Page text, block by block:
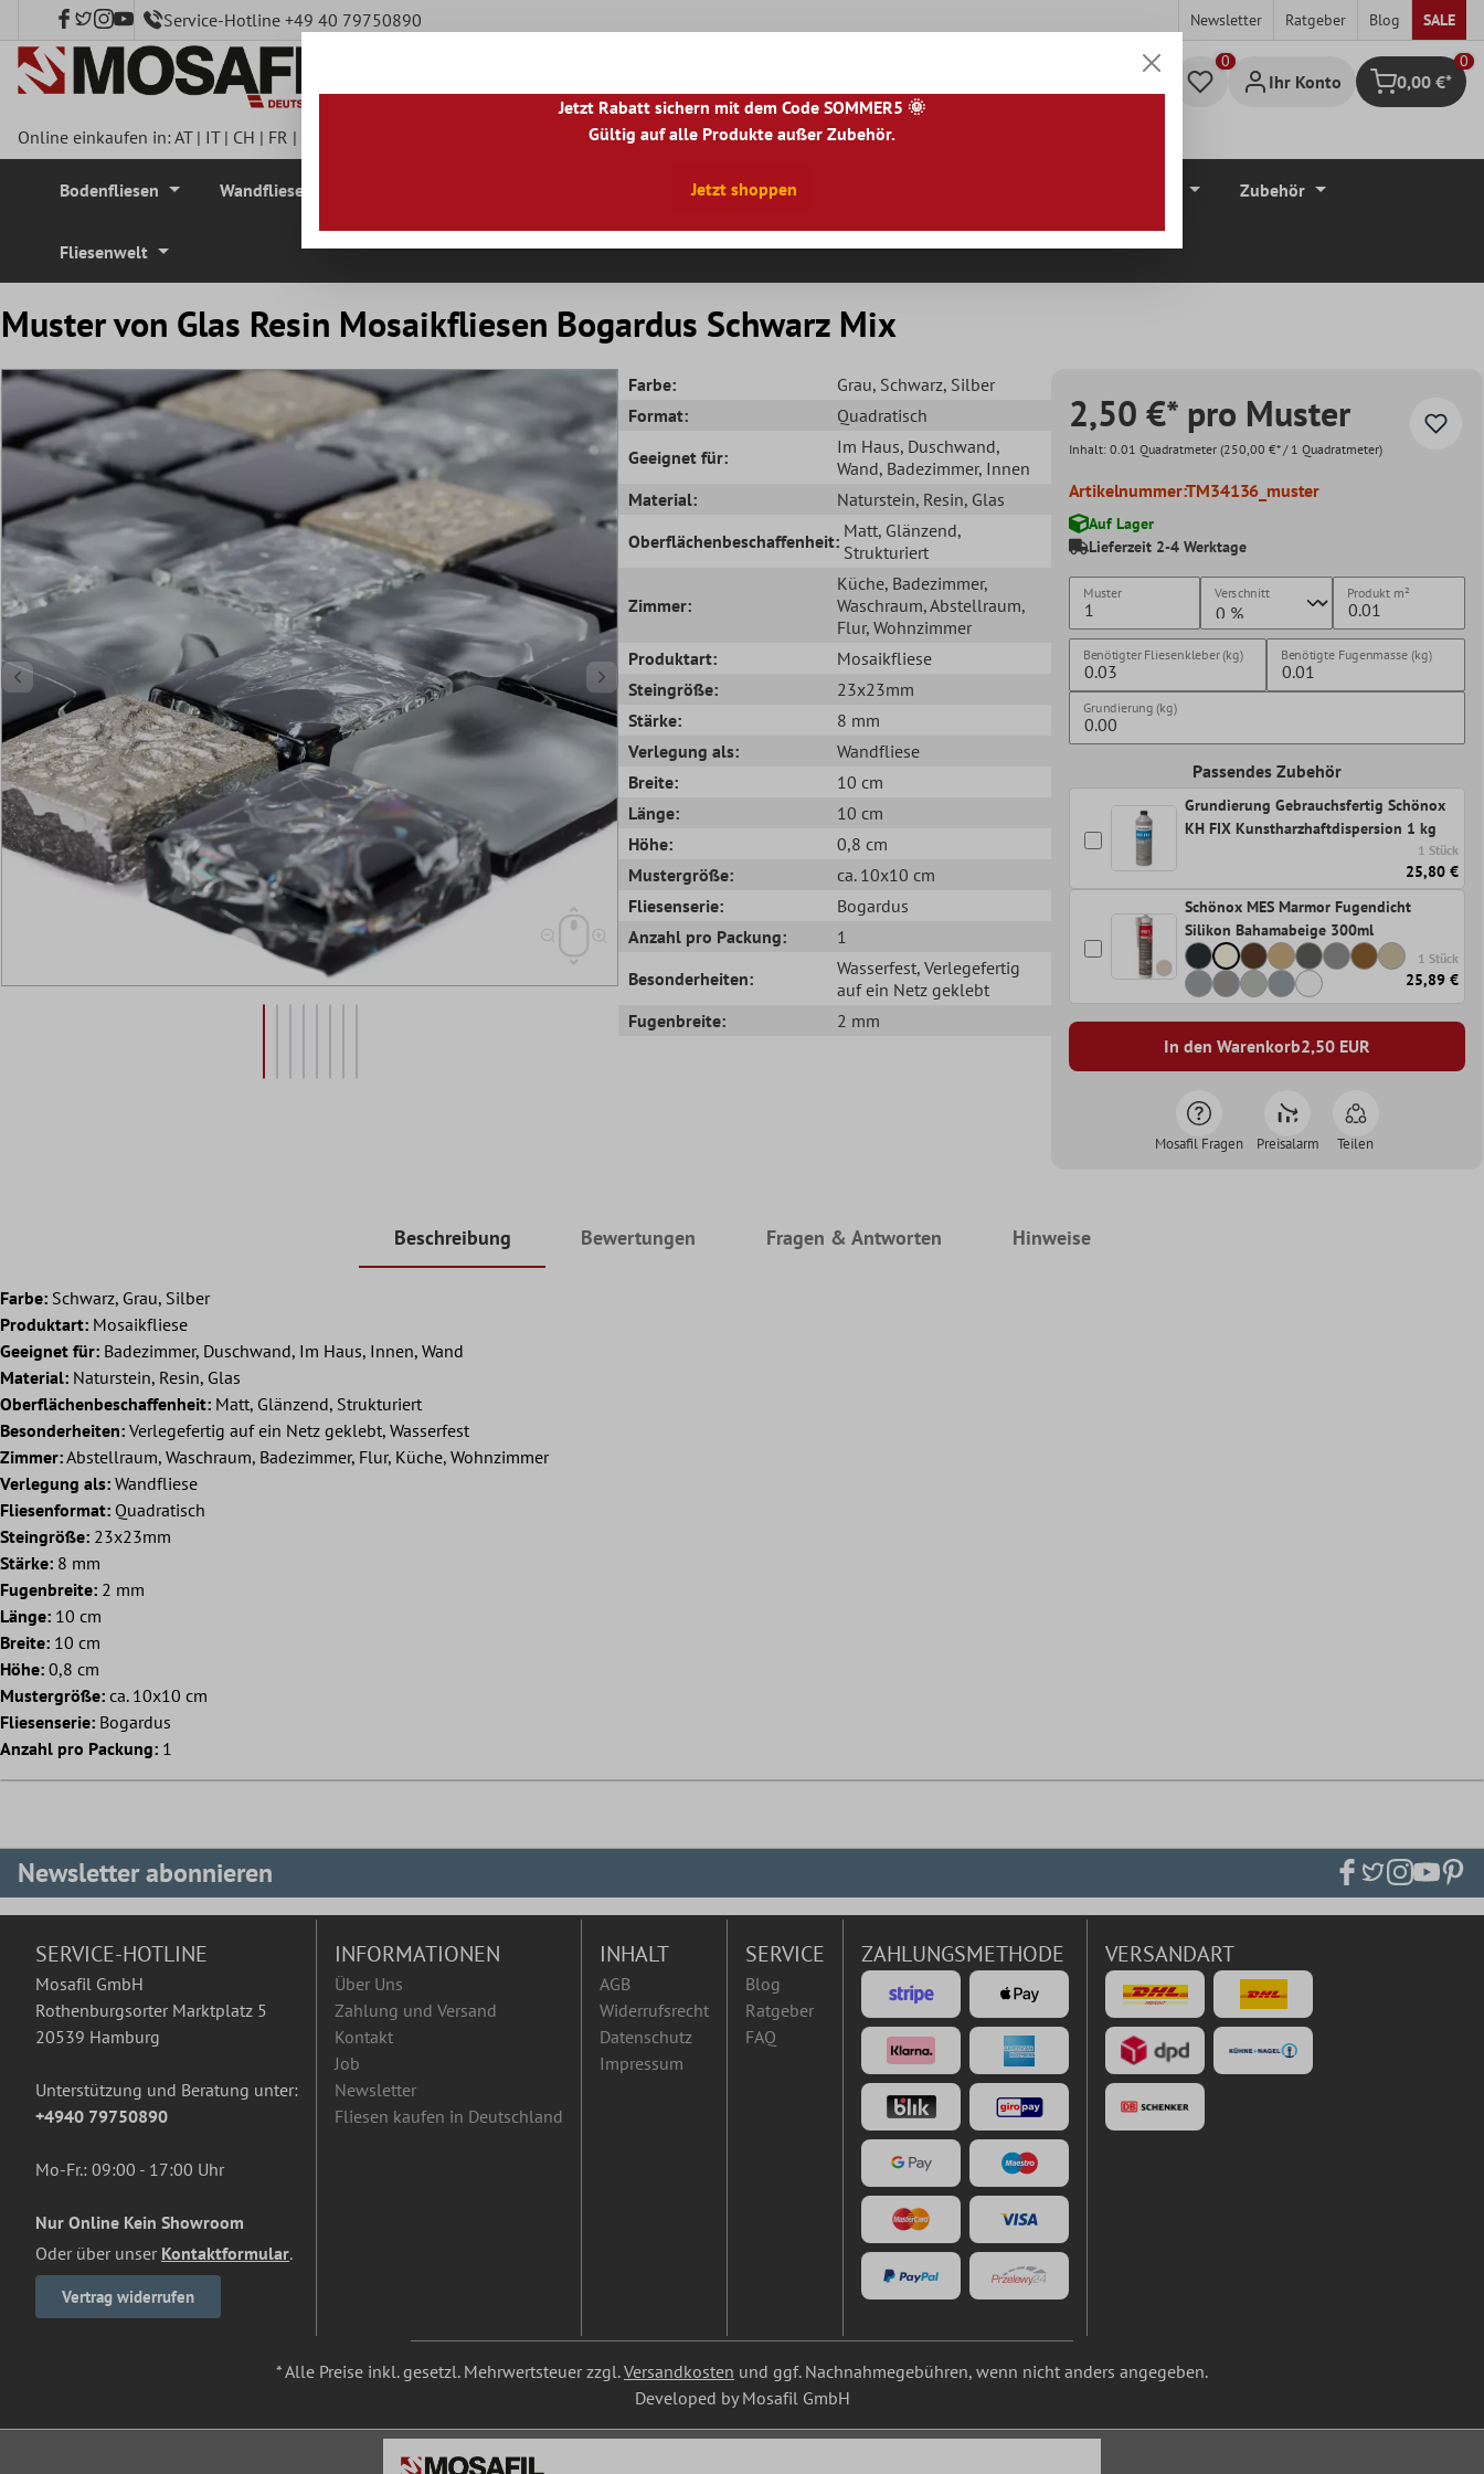
springen Service-Hotline +49 40 79750890 Newsletter Ratgeber Blog SALE
Ihr Konto Warenkorb
0
0,00 €*
Online einkaufen in:AT| IT| CH | FR | |PL|PT|FI|GR|RO|NO|HU|BG|HR|
Bodenfliesen Wandfliesen Terrassenplatten Zubehör
Fliesenwelt
Muster von Glas Resin Mosaikfliesen Bogardus Schwarz Mix
Farbe: Grau, Schwarz, Silber
Format:
Quadratisch
Geeignet für:
Im Haus, Duschwand,
Wand, Badezimmer, Innen
Material:
Naturstein, Resin, Glas
Oberflächenbeschaffenheit: Matt, Glänzend,
Strukturiert
Zimmer:
Küche, Badezimmer,
Waschraum, Abstellraum,
Flur, Wohnzimmer
Produktart:
Mosaikfliese
Steingröße:
23x23mm
Stärke:
8 mm
Verlegung als:
Wandfliese
Breite:
10 cm
Länge:
10 cm
Höhe:
0,8 cm
Mustergröße:
ca. 10x10 cm
Fliesenserie:
Bogardus
Anzahl pro Packung:
1
Besonderheiten:
Wasserfest, Verlegefertig
auf ein Netz geklebt
Fugenbreite:
2 mm
2,50 €* pro Muster
Inhalt: 0.01 Quadratmeter (250,00 €* / 1 Quadratmeter)
Artikelnummer:TM34136_muster
Auf Lager
Lieferzeit 2-4 Werktage
Muster Verschnitt Produkt m²
Benötigter Fliesenkleber (kg) Benötigte Fugenmasse (kg)
Grundierung (kg)
Passendes Zubehör
Grundierung Gebrauchsfertig Schönox
KH FIX Kunstharzhaftdispersion 1 kg
1 Stück
25,80 €
Schönox MES Marmor Fugendicht
Silikon Bahamabeige 300ml
1 Stück
25,89 €
In den Warenkorb2,50EUR
Mosafil Fragen Preisalarm Teilen
Beschreibung Bewertungen Fragen & Antworten Hinweise
Farbe: Schwarz, Grau, Silber
Produktart: Mosaikfliese
Geeignet für: Badezimmer, Duschwand, Im Haus, Innen, Wand
Material: Naturstein, Resin, Glas
Oberflächenbeschaffenheit: Matt, Glänzend, Strukturiert
Besonderheiten: Verlegefertig auf ein Netz geklebt, Wasserfest
Zimmer:Abstellraum, Waschraum, Badezimmer, Flur, Küche, Wohnzimmer
Verlegung als: Wandfliese
Fliesenformat: Quadratisch
Steingröße: 23x23mm
Stärke: 8 mm
Fugenbreite: 2 mm
Länge: 10 cm
Breite: 10 cm
Höhe: 0,8 cm
Mustergröße: ca. 10x10 cm
Fliesenserie: Bogardus
Anzahl pro Packung: 1
Newsletter abonnieren
SERVICE-HOTLINE
Mosafil GmbH
Rothenburgsorter Marktplatz 5
20539 Hamburg
Unterstützung und Beratung unter:
+4940 79750890
Mo-Fr.: 09:00 - 17:00 Uhr
Nur Online Kein Showroom
Oder über unser Kontaktformular.
Vertrag widerrufen
INFORMATIONEN
Über Uns
Zahlung und Versand
Kontakt
Job
Newsletter
Fliesen kaufen in Deutschland
INHALT
AGB
Widerrufsrecht
Datenschutz
Impressum
SERVICE
Blog
Ratgeber
FAQ
ZAHLUNGSMETHODE VERSANDART
* Alle Preise inkl. gesetzl. Mehrwertsteuer zzgl.Versandkosten und ggf. Nachnahmegebühren, wenn nicht anders angegeben.
Developed by Mosafil GmbH
Jetzt Rabatt sichern mit dem Code SOMMER5 🌞
Gültig auf alle Produkte außer Zubehör.
Jetzt shoppen